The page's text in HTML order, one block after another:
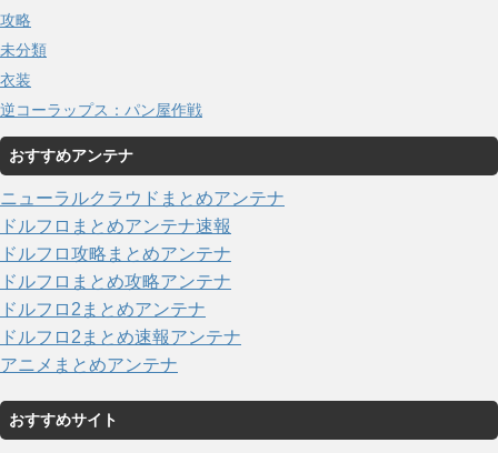
攻略
未分類
衣装
逆コーラップス：パン屋作戦
おすすめアンテナ
ニューラルクラウドまとめアンテナ
ドルフロまとめアンテナ速報
ドルフロ攻略まとめアンテナ
ドルフロまとめ攻略アンテナ
ドルフロ2まとめアンテナ
ドルフロ2まとめ速報アンテナ
アニメまとめアンテナ
おすすめサイト